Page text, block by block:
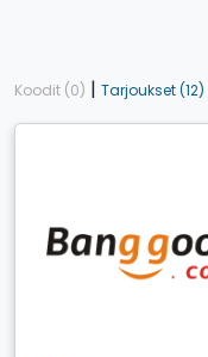
Koodit (0) | Tarjoukset (12)